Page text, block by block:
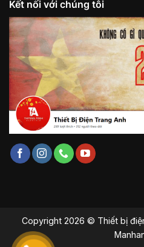
Kết nối với chúng tôi
Copyright 2026 © Thiết bị